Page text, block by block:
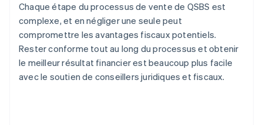
Chaque étape du processus de vente de QSBS est
complexe, et en négliger une seule peut
compromettre les avantages fiscaux potentiels.
Rester conforme tout au long du processus et obtenir
le meilleur résultat financier est beaucoup plus facile
avec le soutien de conseillers juridiques et fiscaux.